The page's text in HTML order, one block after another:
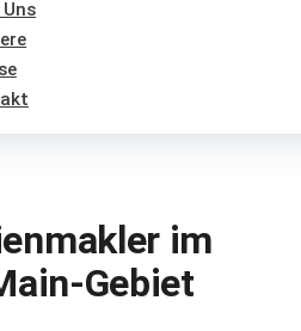
im
Gebiet